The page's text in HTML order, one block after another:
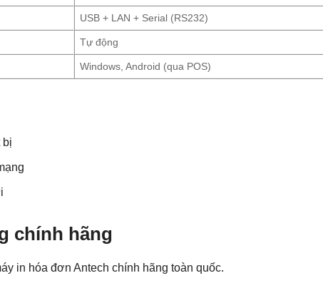
USB + LAN + Serial (RS232)
Tự động
Windows, Android (qua POS)
bị
chính hãng
in hóa đơn Antech chính hãng toàn quốc.